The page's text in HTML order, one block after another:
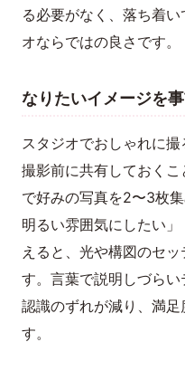
る必要がなく、落ち着
オならではの良さです。
なりたいイメージを
スタジオでおしゃれに
撮影前に共有しておく
で好みの写真を2〜3枚
明るい雰囲気にしたい
えると、光や構図のセ
す。言葉で説明しづら
認識のずれが減り、満
す。